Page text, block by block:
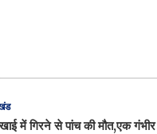
में गिरने से पांच की मौत,एक गंभीर